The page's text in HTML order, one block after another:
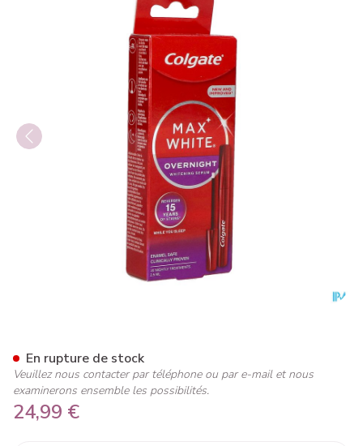
24,99 €
En rupture de stock
Veuillez nous contacter par téléphone ou par e-mail et nous
examinerons ensemble les possibilités.